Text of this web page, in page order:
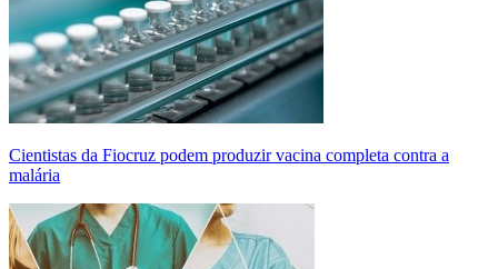
Cientistas da Fiocruz podem produzir vacina completa contra a
malária